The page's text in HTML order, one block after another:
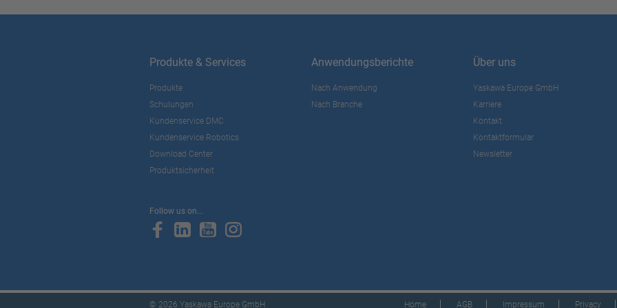
Produkte & Services
Produkte
Schulungen
Kundenservice DMC
Kundenservice Robotics
Download Center
Produktsicherheit
Anwendungsberichte
Nach Anwendung
Nach Branche
Über uns
Yaskawa Europe GmbH
Karriere
Kontakt
Kontaktformular
Newsletter
Follow us on...
© 2026 Yaskawa Europe GmbH Home AGB Impressum Privacy